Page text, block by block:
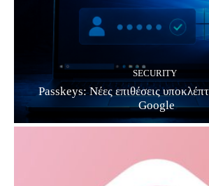
SECURITY
Passkeys: Νέες επιθέσεις
Google